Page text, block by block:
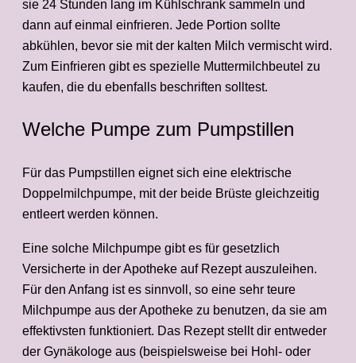
sie 24 Stunden lang im Kühlschrank sammeln und
dann auf einmal einfrieren. Jede Portion sollte
abkühlen, bevor sie mit der kalten Milch vermischt wird.
Zum Einfrieren gibt es spezielle Muttermilchbeutel zu
kaufen, die du ebenfalls beschriften solltest.
Welche Pumpe zum Pumpstillen
Für das Pumpstillen eignet sich eine elektrische
Doppelmilchpumpe, mit der beide Brüste gleichzeitig
entleert werden können.
Eine solche Milchpumpe gibt es für gesetzlich
Versicherte in der Apotheke auf Rezept auszuleihen.
Für den Anfang ist es sinnvoll, so eine sehr teure
Milchpumpe aus der Apotheke zu benutzen, da sie am
effektivsten funktioniert. Das Rezept stellt dir entweder
der Gynäkologe aus (beispielsweise bei Hohl- oder